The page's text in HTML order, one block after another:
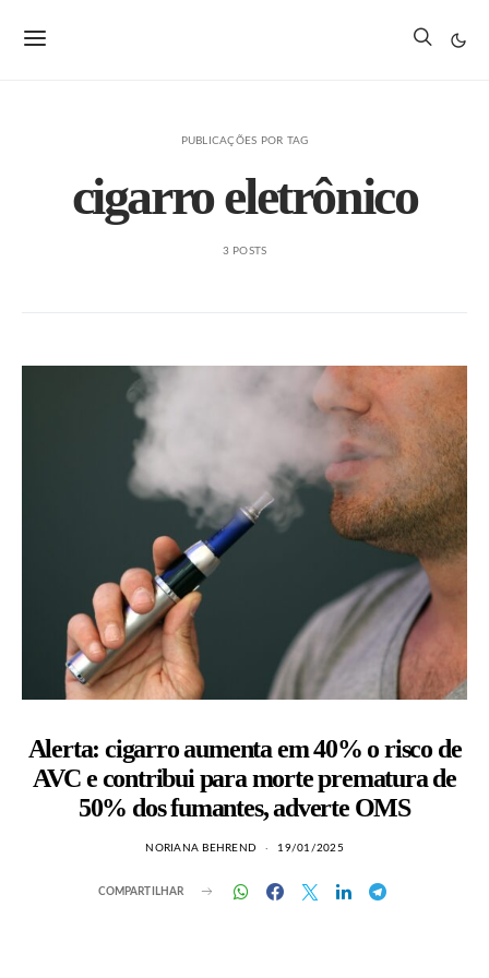
PUBLICAÇÕES POR TAG
cigarro eletrônico
3 POSTS
Alerta: cigarro aumenta em 40% o risco de
AVC e contribui para morte prematura de
50% dos fumantes, adverte OMS
NORIANA BEHREND 19/01/2025
COMPARTILHAR